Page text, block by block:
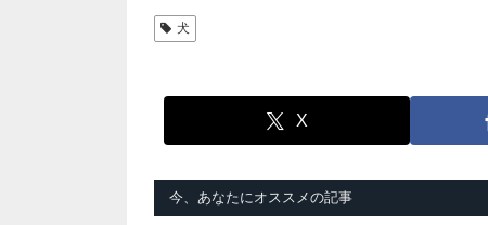
犬
X
今、あなたにオススメの記事